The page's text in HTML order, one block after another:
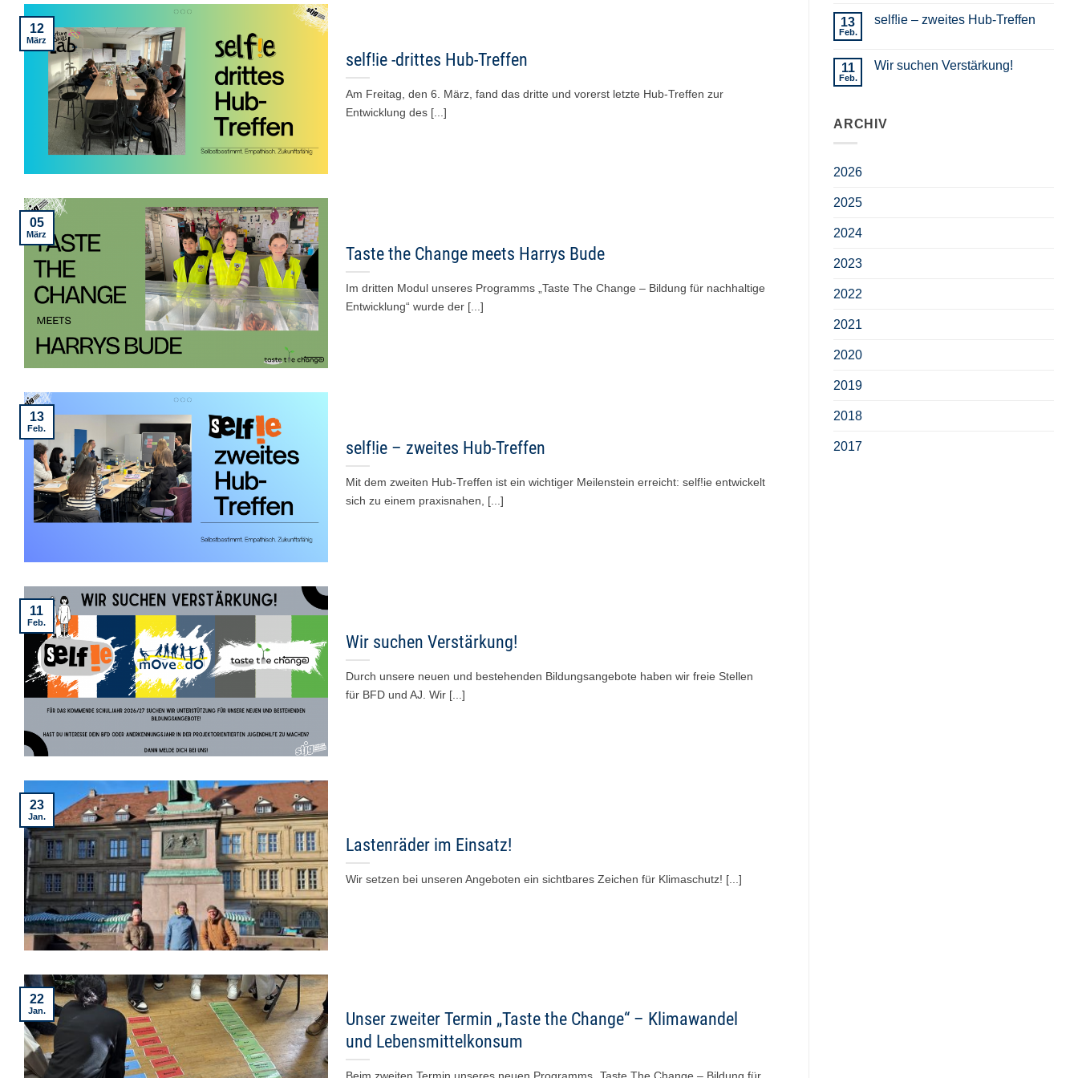
self!ie -drittes Hub-Treffen
Am Freitag, den 6. März, fand das dritte und vorerst letzte Hub-Treffen zur
Entwicklung des [...]
12
März
Taste the Change meets Harrys Bude
Im dritten Modul unseres Programms „Taste The Change – Bildung für nachhaltige
Entwicklung“ wurde der [...]
05
März
self!ie – zweites Hub-Treffen
Mit dem zweiten Hub-Treffen ist ein wichtiger Meilenstein erreicht: self!ie entwickelt
sich zu einem praxisnahen, [...]
13
Feb.
Wir suchen Verstärkung!
Durch unsere neuen und bestehenden Bildungsangebote haben wir freie Stellen
für BFD und AJ. Wir [...]
11
Feb.
Lastenräder im Einsatz!
Wir setzen bei unseren Angeboten ein sichtbares Zeichen für Klimaschutz! [...]
23
Jan.
Unser zweiter Termin „Taste the Change“ – Klimawandel
und Lebensmittelkonsum
Beim zweiten Termin unseres neuen Programms „Taste The Change – Bildung für
22
Jan.
13
Feb.
self!ie – zweites Hub-Treffen
11
Feb.
Wir suchen Verstärkung!
ARCHIV
2026
2025
2024
2023
2022
2021
2020
2019
2018
2017